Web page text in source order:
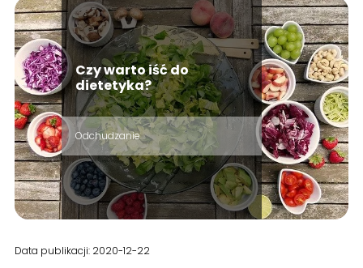
Czy warto iść do
dietetyka?
Odchudzanie
Data publikacji: 2020-12-22